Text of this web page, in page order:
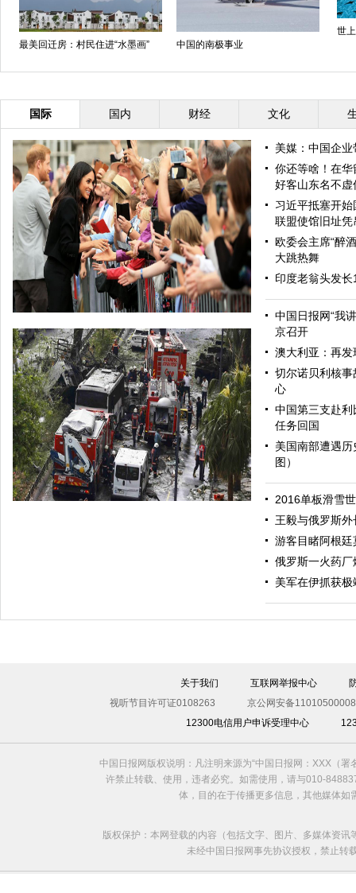
最美回迁房：村民住进“水墨画” 中国的南极事业
世
国际 国内 财经 文化
哈里与梅根亮相都柏林街头接受民众欢迎
美媒：中国企
你还等啥！在
好客山东名不虚
习近平抵塞开
联盟使馆旧址凭
欧委会主席“醉
大跳热舞
印度老翁头发
中国日报网“我
京召开
澳大利亚：再
切尔诺贝利核
心
中国第三支赴
任务回国
美国南部遭遇
图）
2016单板滑雪
王毅与俄罗斯
游客目睹阿根
俄罗斯一火药
美军在伊抓获极
关于我们 互联网举报中心
视听节目许可证0108263
京公网安备
12300电信用户申诉受理中心
中国日报网版权说明：凡注明来源为“中国日报网：XXX（
许禁止转载、使用，违者必究。如需使用，请与010-
体，目的在于传播更多信息，其他媒体
版权保护：本网登载的内容（包括文字、图片、多媒体资
未经中国日报网事先协议授权，禁止转